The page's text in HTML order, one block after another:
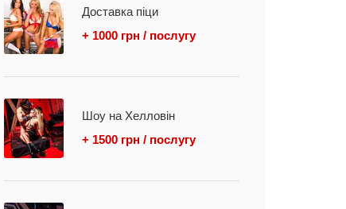
Доставка піци
+ 1000 грн / послугу
Шоу на Хелловін
+ 1500 грн / послугу